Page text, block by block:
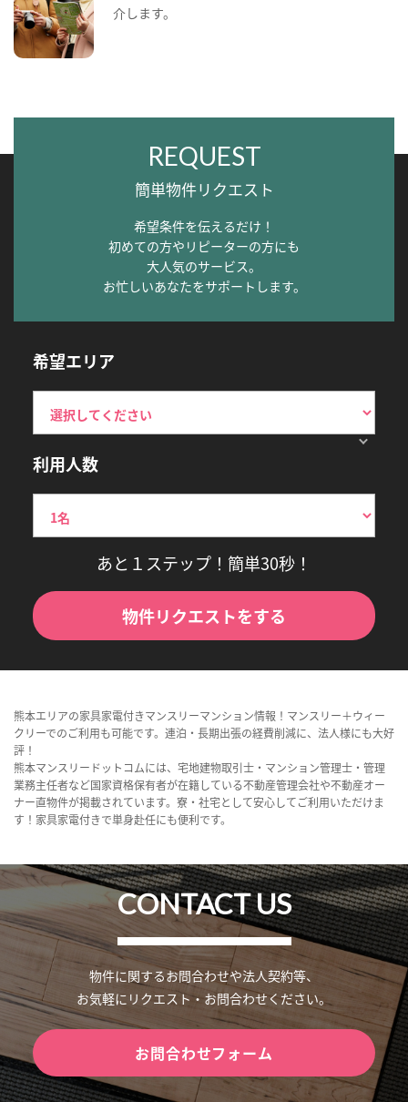
介します。
REQUEST
簡単物件リクエスト
希望条件を伝えるだけ！
初めての方やリピーターの方にも
大人気のサービス。
お忙しいあなたをサポートします。
希望エリア
利用人数
あと１ステップ！簡単30秒！
物件リクエストをする
熊本エリアの家具家電付きマンスリーマンション情報！マンスリー＋ウィー
クリーでのご利用も可能です。連泊・長期出張の経費削減に、法人様にも大好
評！
熊本マンスリードットコムには、宅地建物取引士・マンション管理士・管理
業務主任者など国家資格保有者が在籍している不動産管理会社や不動産オー
ナー直物件が掲載されています。寮・社宅として安心してご利用いただけま
す！家具家電付きで単身赴任にも便利です。
CONTACT US
物件に関するお問合わせや法人契約等、
お気軽にリクエスト・お問合わせください。
お問合わせフォーム